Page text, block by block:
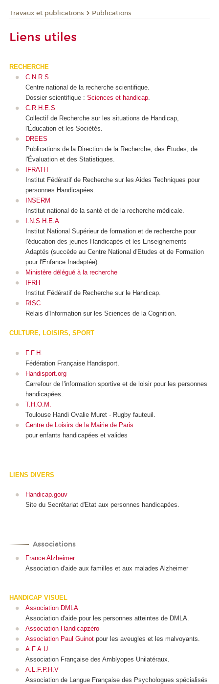
Travaux et publications Publications
Liens utiles
RECHERCHE
C.N.R.S
Centre national de la recherche scientifique.
Dossier scientifique : Sciences et handicap.
C.R.H.E.S
Collectif de Recherche sur les situations de Handicap,
l'Éducation et les Sociétés.
DREES
Publications de la Direction de la Recherche, des Études, de
l'Évaluation et des Statistiques.
IFRATH
Institut Fédératif de Recherche sur les Aides Techniques pour
personnes Handicapées.
INSERM
Institut national de la santé et de la recherche médicale.
I.N.S H.E.A
Institut National Supérieur de formation et de recherche pour
l'éducation des jeunes Handicapés et les Enseignements
Adaptés (succède au Centre National d'Etudes et de Formation
pour l'Enfance Inadaptée).
Ministère délégué à la recherche
IFRH
Institut Fédératif de Recherche sur le Handicap.
RISC
Relais d'Information sur les Sciences de la Cognition.
CULTURE, LOISIRS, SPORT
F.F.H.
Fédération Française Handisport.
Handisport.org
Carrefour de l'information sportive et de loisir pour les personnes
handicapées.
T.H.O.M.
Toulouse Handi Ovalie Muret - Rugby fauteuil.
Centre de Loisirs de la Mairie de Paris
pour enfants handicapées et valides
LIENS DIVERS
Handicap.gouv
Site du Secrétariat d'Etat aux personnes handicapées.
Associations
France Alzheimer
Association d'aide aux familles et aux malades Alzheimer
HANDICAP VISUEL
Association DMLA
Association d'aide pour les personnes atteintes de DMLA.
Association Handicapzéro
Association Paul Guinotpour les aveugles et les malvoyants.
A.F.A.U
Association Française des Amblyopes Unilatéraux.
A.L.F.P.H.V
Association de Langue Française des Psychologues spécialisés